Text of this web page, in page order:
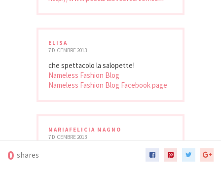
ELISA
7 DICEMBRE 2013
che spettacolo la salopette!
Nameless Fashion Blog
Nameless Fashion Blog Facebook page
MARIAFELICIA MAGNO
7 DICEMBRE 2013
0 shares